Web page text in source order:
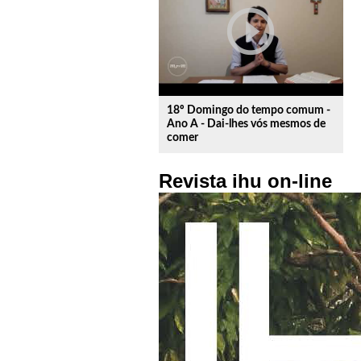
play_circle_outline
18º Domingo do tempo comum -
Ano A - Dai-lhes vós mesmos de
comer
Revista ihu on-line